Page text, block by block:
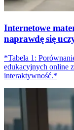
Internetowe
naprawdę się
*Tabela 1:
edukacyjnych online
interaktywność.*